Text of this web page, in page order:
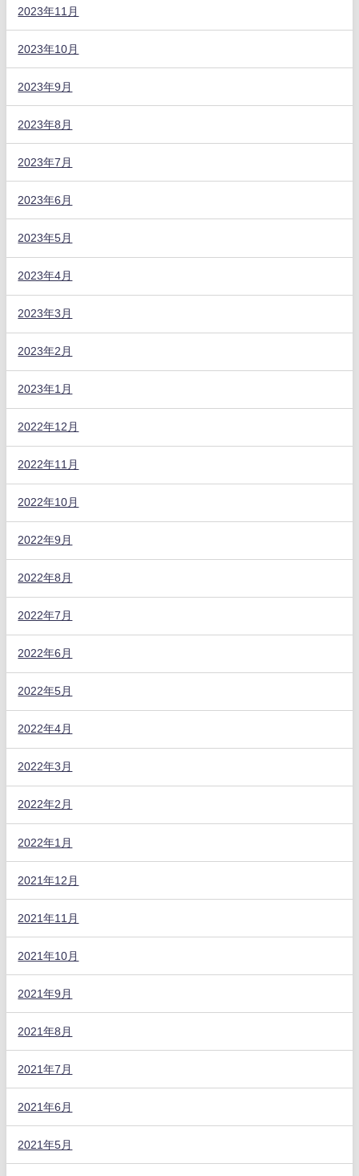
2023年11月
2023年10月
2023年9月
2023年8月
2023年7月
2023年6月
2023年5月
2023年4月
2023年3月
2023年2月
2023年1月
2022年12月
2022年11月
2022年10月
2022年9月
2022年8月
2022年7月
2022年6月
2022年5月
2022年4月
2022年3月
2022年2月
2022年1月
2021年12月
2021年11月
2021年10月
2021年9月
2021年8月
2021年7月
2021年6月
2021年5月